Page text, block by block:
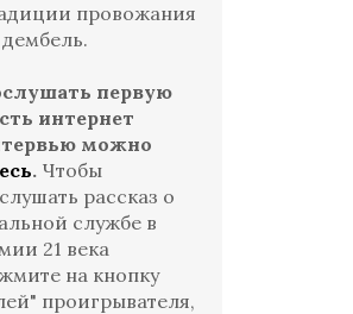
провожания
первую
интернет
можно
. Чтобы
рассказ о
службе в
21 века
на кнопку
проигрывателя,